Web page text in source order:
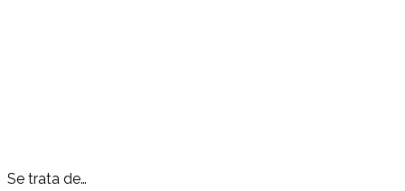
Se trata de…